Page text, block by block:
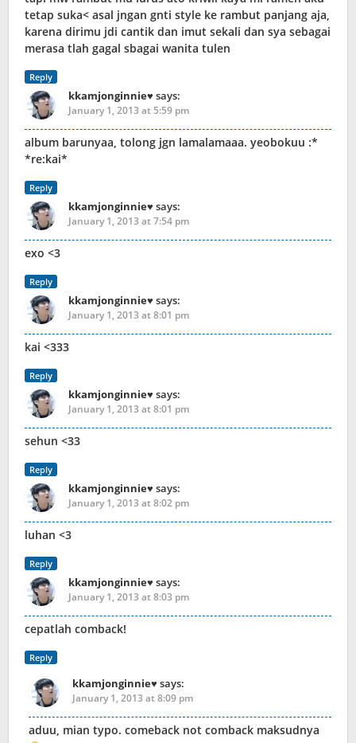
tetap suka< asal jngan gnti style ke rambut panjang aja,
karena dirimu jdi cantik dan imut sekali dan sya sebagai
merasa tlah gagal sbagai wanita tulen
Reply
kkamjonginnie♥ says:
January 1, 2013 at 5:59 pm
album barunyaa, tolong jgn lamalamaaa. yeobokuu :*
*re:kai*
Reply
kkamjonginnie♥ says:
January 1, 2013 at 7:54 pm
exo <3
Reply
kkamjonginnie♥ says:
January 1, 2013 at 8:01 pm
kai <333
Reply
kkamjonginnie♥ says:
January 1, 2013 at 8:01 pm
sehun <33
Reply
kkamjonginnie♥ says:
January 1, 2013 at 8:02 pm
luhan <3
Reply
kkamjonginnie♥ says:
January 1, 2013 at 8:03 pm
cepatlah comback!
Reply
kkamjonginnie♥ says:
January 1, 2013 at 8:09 pm
aduu, mian typo. comeback not comback maksudnya